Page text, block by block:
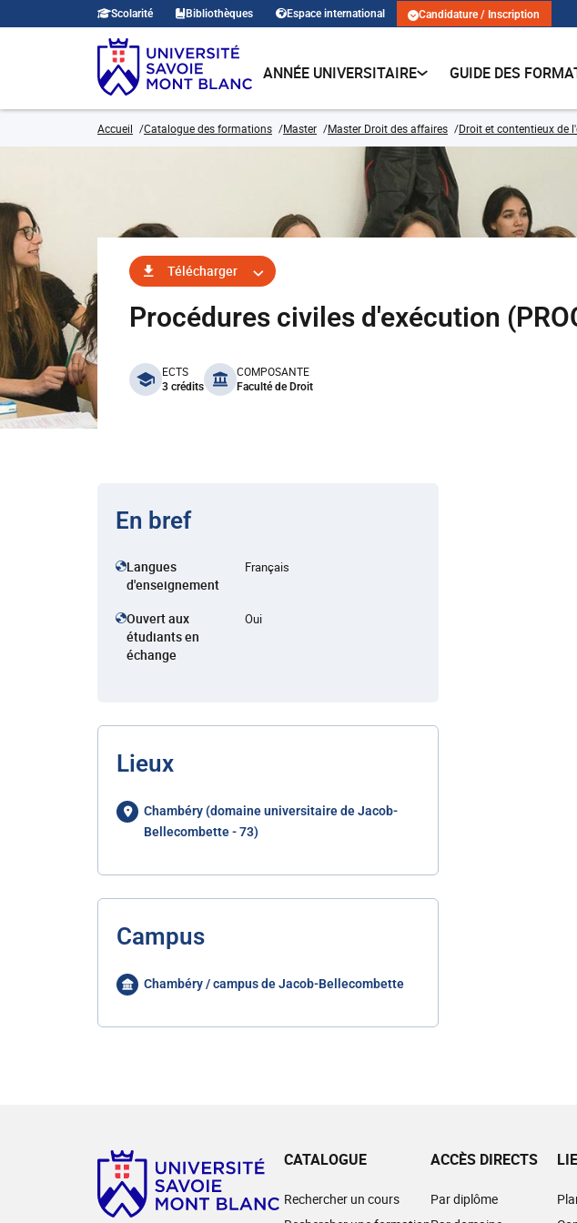
Scolarité Bibliothèques Espace international Candidature / Inscription
ANNÉE UNIVERSITAIRE GUIDE DES
Accueil Catalogue des formations Master Master Droit des affaires Droit et contentieux de
Télécharger
Procédures civiles d'exécution
benefits
ECTS
3 crédits
COMPOSANTE
Faculté de Droit
En bref
Langues
d'enseignement
Français
Ouvert aux
étudiants en
échange
Oui
Lieux
Chambéry (domaine universitaire de Jacob-
Bellecombette - 73)
Campus
Chambéry / campus de Jacob-Bellecombette
CATALOGUE
Rechercher un cours
ACCÈS DIRECTS
Par diplôme